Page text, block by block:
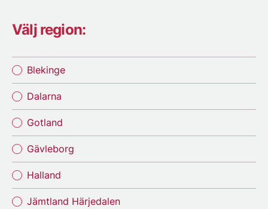
Välj region:
Blekinge
Dalarna
Gotland
Gävleborg
Halland
Jämtland Härjedalen